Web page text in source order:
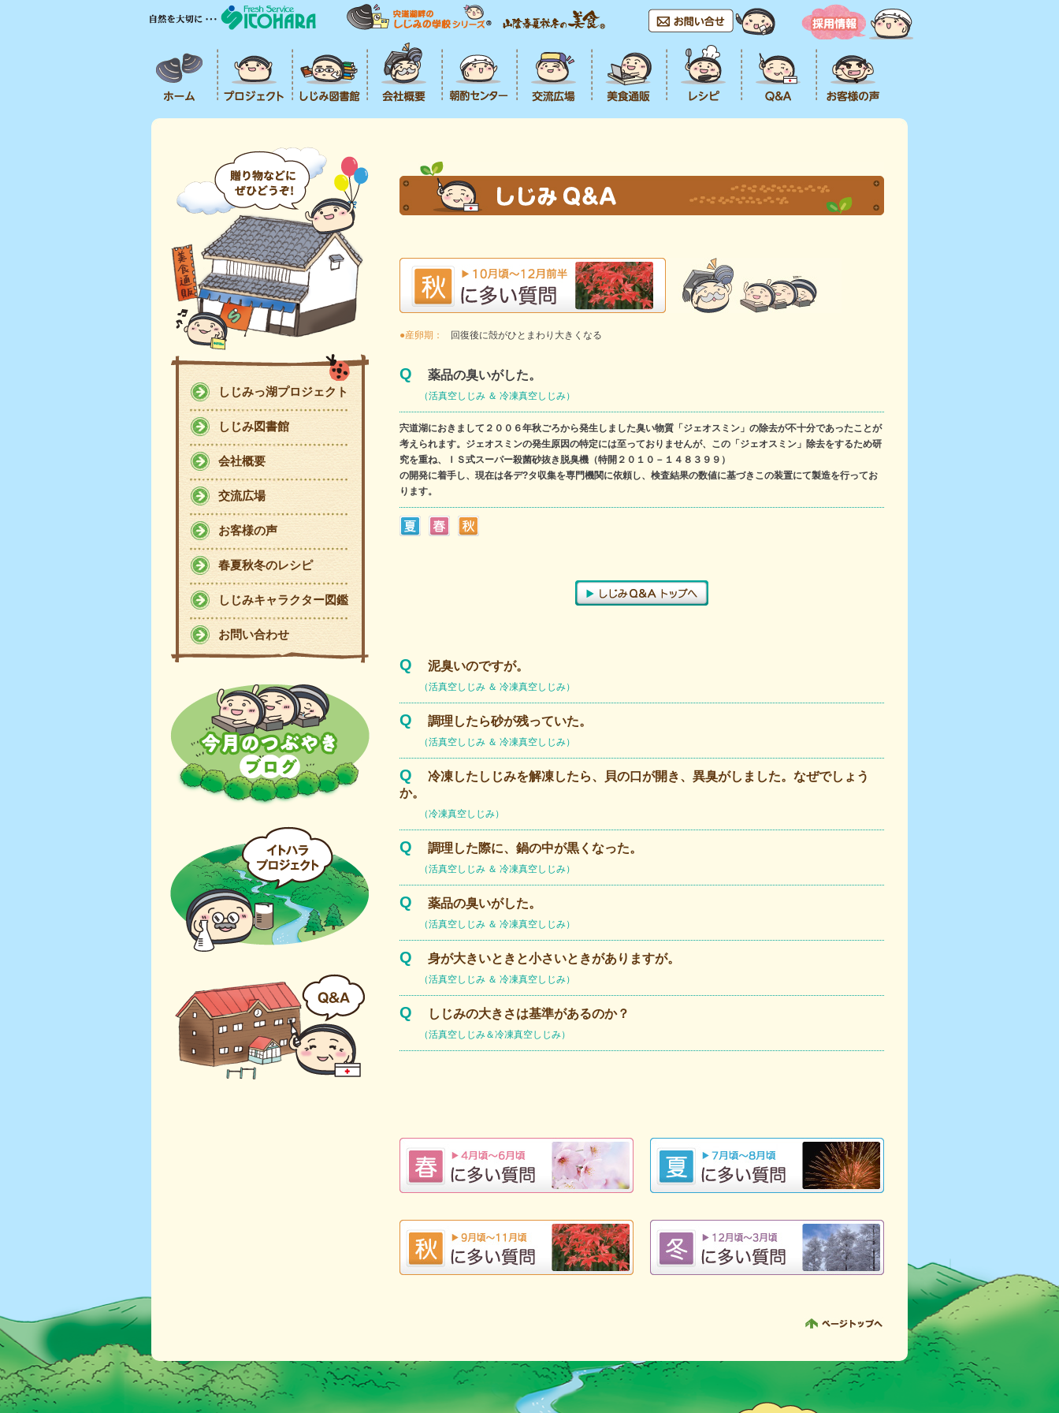
しじみっ湖プロジェクト
しじみ図書館
会社概要
交流広場
お客様の声
春夏秋冬のレシピ
しじみキャラクター図鑑
お問い合わせ
●産卵期： 回復後に殻がひとまわり大きくなる
Q 薬品の臭いがした。
（活真空しじみ ＆ 冷凍真空しじみ）
宍道湖におきまして２００６年秋ごろから発生しました臭い物質「ジェオスミン」の除去が不十分であったことが
考えられます。ジェオスミンの発生原因の特定には至っておりませんが、この「ジェオスミン」除去をするため研
究を重ね、ＩＳ式スーパー殺菌砂抜き脱臭機（特開２０１０－１４８３９９）
の開発に着手し、現在は各デ?タ収集を専門機関に依頼し、検査結果の数値に基づきこの装置にて製造を行ってお
ります。
Q 泥臭いのですが。
（活真空しじみ ＆ 冷凍真空しじみ）
Q 調理したら砂が残っていた。
（活真空しじみ ＆ 冷凍真空しじみ）
Q
冷凍したしじみを解凍したら、貝の口が開き、異臭がしました。なぜでしょう
か。
（冷凍真空しじみ）
Q 調理した際に、鍋の中が黒くなった。
（活真空しじみ ＆ 冷凍真空しじみ）
Q 薬品の臭いがした。
（活真空しじみ ＆ 冷凍真空しじみ）
Q 身が大きいときと小さいときがありますが。
（活真空しじみ ＆ 冷凍真空しじみ）
Q しじみの大きさは基準があるのか？
（活真空しじみ＆冷凍真空しじみ）